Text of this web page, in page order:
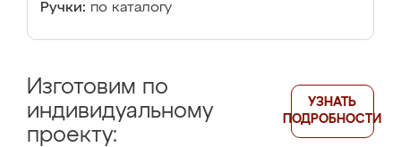
Ручки: по каталогу
Изготовим по
индивидуальному
проекту:
УЗНАТЬ
ПОДРОБНОСТИ